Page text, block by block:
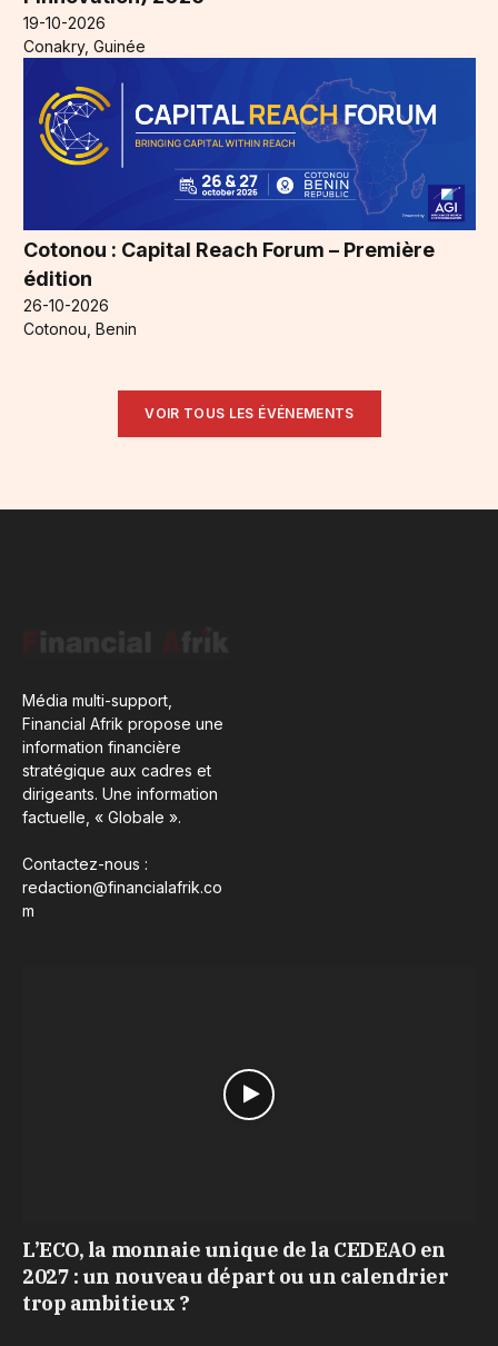
19-10-2026
Conakry, Guinée
Cotonou : Capital Reach Forum – Première
édition
26-10-2026
Cotonou, Benin
VOIR TOUS LES ÉVÉNEMENTS
Média multi-support,
Financial Afrik propose une
information financière
stratégique aux cadres et
dirigeants. Une information
factuelle, « Globale ».
Contactez-nous :
redaction@financialafrik.co
m
L’ECO, la monnaie unique de la CEDEAO en
2027 : un nouveau départ ou un calendrier
trop ambitieux ?